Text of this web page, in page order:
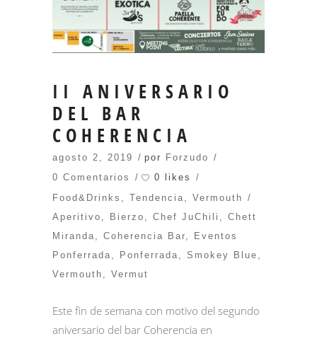
II ANIVERSARIO
DEL BAR
COHERENCIA
agosto 2, 2019 por
Forzudo
0 Comentarios
0 likes
Food&Drinks , Tendencia, Vermouth
Aperitivo , Bierzo , Chef JuChili , Chett
Miranda, Coherencia Bar,
Eventos
Ponferrada, Ponferrada, Smokey Blue ,
Vermouth , Vermut
Este fin de semana con motivo del segundo
aniversario del bar Coherencia en